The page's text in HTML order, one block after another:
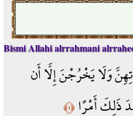
Bismi Allahi alrrahmani
وَلَا يَخْرُجْنَ إِلَّا أَن
ذَلِكَ أَمْرًا﴿١﴾